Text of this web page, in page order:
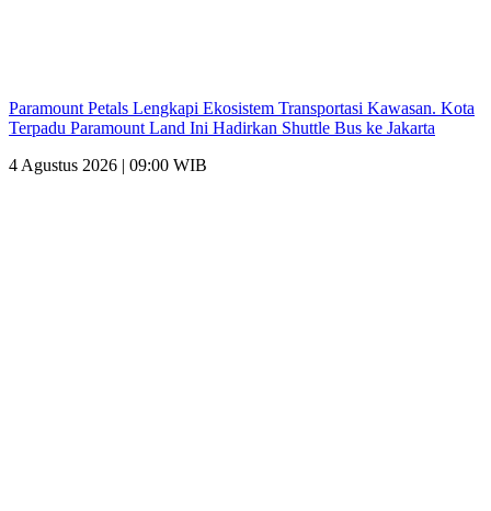
Paramount Petals Lengkapi Ekosistem Transportasi Kawasan. Kota
Terpadu Paramount Land Ini Hadirkan Shuttle Bus ke Jakarta
4 Agustus 2026 | 09:00 WIB